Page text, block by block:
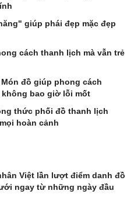
giúp phái đẹp mặc đẹp
cách thanh lịch mà vẫn trẻ
đồ giúp phong cách
bao giờ lỗi mốt
thức phối đồ thanh lịch
hoàn cảnh
Việt lần lượt điểm danh đồ
ngay từ những ngày đầu